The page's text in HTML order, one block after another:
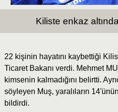
Kiliste enkaz
22 kişinin hayatını kaybettiği
Ticaret Bakanı verdi. Mehmet
kimsenin kalmadığını belirtti.
söyleyen Muş, yaralıların
bildirdi.